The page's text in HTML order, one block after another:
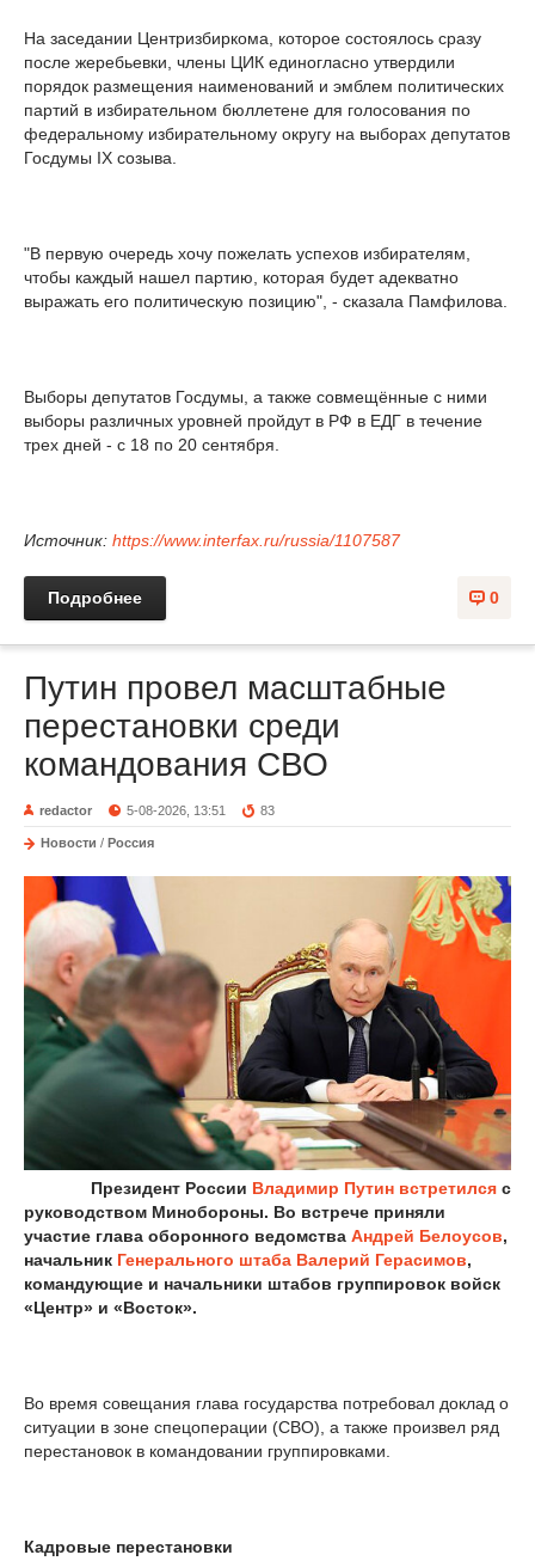
На заседании Центризбиркома, которое состоялось сразу
после жеребьевки, члены ЦИК единогласно утвердили
порядок размещения наименований и эмблем политических
партий в избирательном бюллетене для голосования по
федеральному избирательному округу на выборах депутатов
Госдумы IX созыва.
"В первую очередь хочу пожелать успехов избирателям,
чтобы каждый нашел партию, которая будет адекватно
выражать его политическую позицию", - сказала Памфилова.
Выборы депутатов Госдумы, а также совмещённые с ними
выборы различных уровней пройдут в РФ в ЕДГ в течение
трех дней - с 18 по 20 сентября.
Источник: https://www.interfax.ru/russia/1107587
0
Подробнее
Путин провел масштабные
перестановки среди
командования СВО
redactor 5-08-2026, 13:51 83
Новости / Россия
Президент России Владимир Путин встретился с
руководством Минобороны. Во встрече приняли
участие глава оборонного ведомства Андрей Белоусов,
начальник Генерального штаба Валерий Герасимов,
командующие и начальники штабов группировок войск
«Центр» и «Восток».
Во время совещания глава государства потребовал доклад о
ситуации в зоне спецоперации (СВО), а также произвел ряд
перестановок в командовании группировками.
Кадровые перестановки